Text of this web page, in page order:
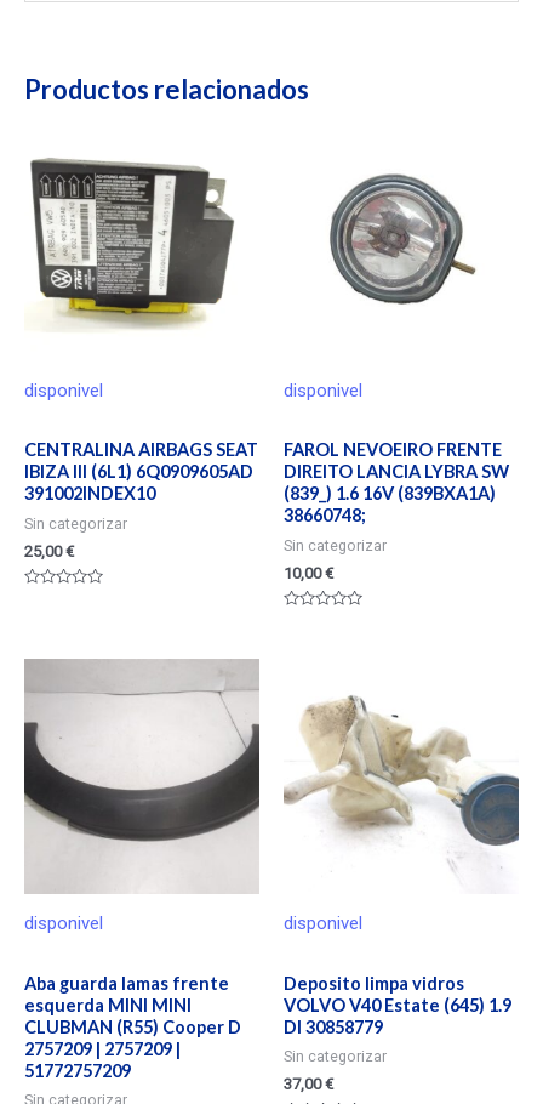
Productos relacionados
disponivel
CENTRALINA AIRBAGS SEAT
IBIZA III (6L1) 6Q0909605AD
391002INDEX10
Sin categorizar
25,00€
5
disponivel
FAROL NEVOEIRO FRENTE
DIREITO LANCIA LYBRA SW
(839_) 1.6 16V (839BXA1A)
38660748;
Sin categorizar
10,00€
disponivel
Aba guarda lamas frente
esquerda MINI MINI
CLUBMAN (R55) Cooper D
2757209 | 2757209 |
51772757209
Sin categorizar
disponivel
Deposito limpa vidros
VOLVO V40 Estate (645) 1.9
DI 30858779
Sin categorizar
37,00€